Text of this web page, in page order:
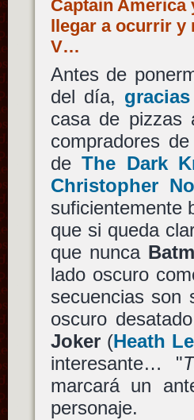
Captain America
llegar a ocurrir
V…
Antes de
del día,
casa de pizzas
compradores
deThe Dark
Christopher
suficientemente
que si queda
que nunca
lado oscuro
secuencias son
oscuro
Joker(Heath
interesante… "
marcará un
personaje.